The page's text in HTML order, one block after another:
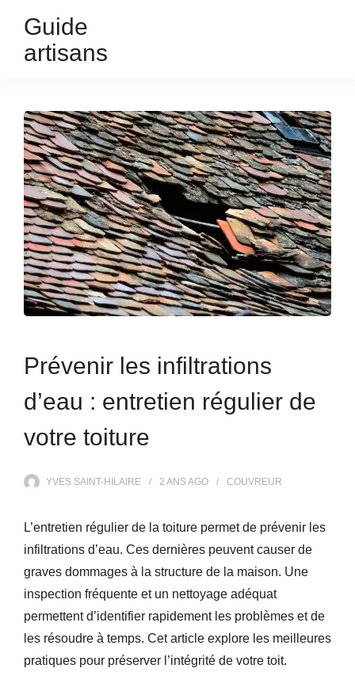
Guide
artisans
Prévenir les infiltrations
d’eau : entretien régulier de
votre toiture
YVES SAINT-HILAIRE 2 ANSAGO COUVREUR
L’entretien régulier de la toiture permet de prévenir les
infiltrations d’eau. Ces dernières peuvent causer de
graves dommages à la structure de la maison. Une
inspection fréquente et un nettoyage adéquat
permettent d’identifier rapidement les problèmes et de
les résoudre à temps. Cet article explore les meilleures
pratiques pour préserver l’intégrité de votre toit.